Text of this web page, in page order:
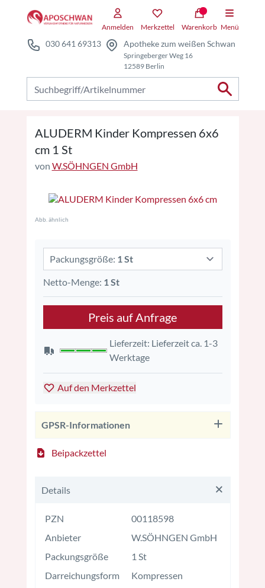
Anmelden Merkzettel Warenkorb Menü
030 641 69313 Apotheke zum weißen Schwan
Springeberger Weg 16
12589 Berlin
ALUDERM Kinder Kompressen 6x6
cm 1 St
von W.SÖHNGEN GmbH
Abb. ähnlich
Packungsgröße: 1 St
Netto-Menge: 1 St
Preis auf Anfrage
Lieferzeit: Lieferzeit ca. 1-3
Werktage
Auf den Merkzettel
GPSR-Informationen
Beipackzettel
Details
PZN
00118598
Anbieter
W.SÖHNGEN GmbH
Packungsgröße
1 St
Darreichungsform
Kompressen